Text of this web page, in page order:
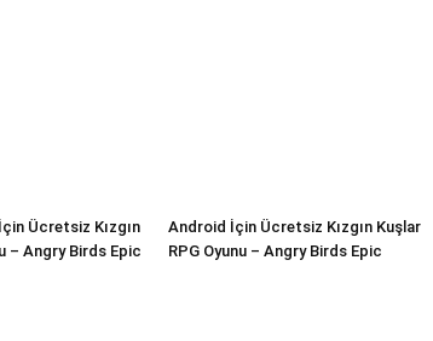
Ücretsiz Kızgın
– Angry Birds Epic
Android İçin Ücretsiz Kızgın Kuşlar
RPG Oyunu – Angry Birds Epic